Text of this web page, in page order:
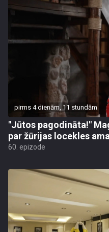
pirms 4 dienām, 11 stundām
"Jūtos pagodināta!"
par žūrijas locekles
60. epizode